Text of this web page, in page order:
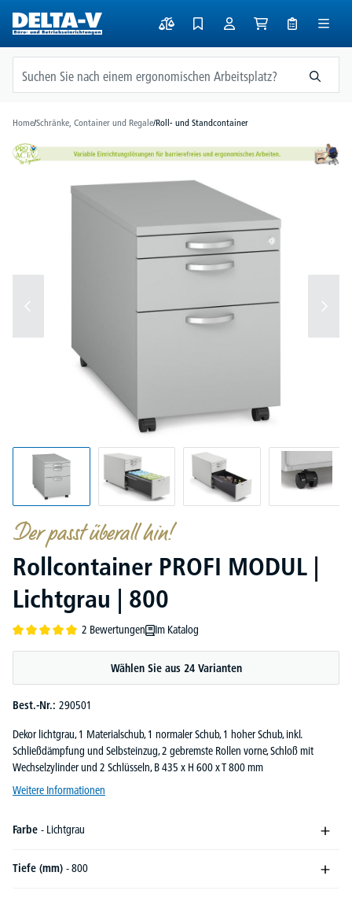
springen
Home/Schränke, Container und Regale/Roll- und Standcontainer
Der passt überall hin!
Rollcontainer PROFI MODUL |
Lichtgrau | 800
2 Bewertungen Im Katalog
Wählen Sie aus 24 Varianten
Best.-Nr.: 290501
Dekor lichtgrau, 1 Materialschub, 1 normaler Schub, 1 hoher Schub, inkl.
Schließdämpfung und Selbsteinzug, 2 gebremste Rollen vorne, Schloß mit
Wechselzylinder und 2 Schlüsseln, B 435 x H 600 x T 800 mm
Weitere Informationen
Farbe - Lichtgrau
Tiefe (mm) - 800